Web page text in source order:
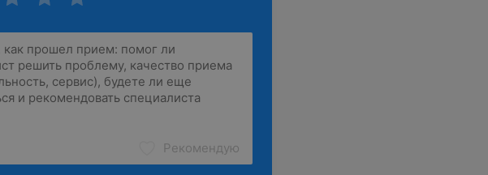
Рекомендую